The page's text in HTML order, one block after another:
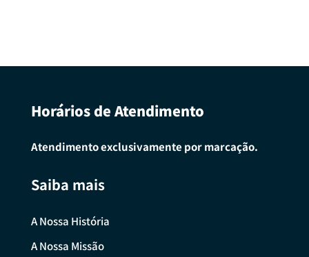
Horários de Atendimento
Atendimento exclusivamente por marcação.
Saiba mais
A Nossa História
A Nossa Missão